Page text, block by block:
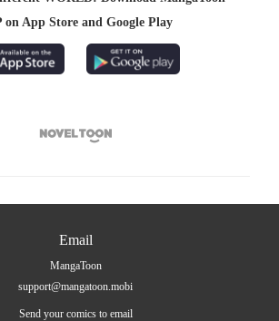
on App Store and Google Play

Email
MangaToon
support@mangatoon.mobi
Send your comics to email